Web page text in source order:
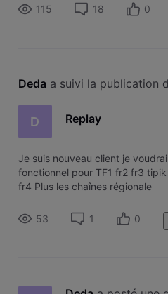
115 18 0
Deda a suivi la publication
D Replay
Je suis nouveau client je
fonctionnel pour TF1 fr2 fr3
fr4 Plus les chaînes régionale
53 1 0